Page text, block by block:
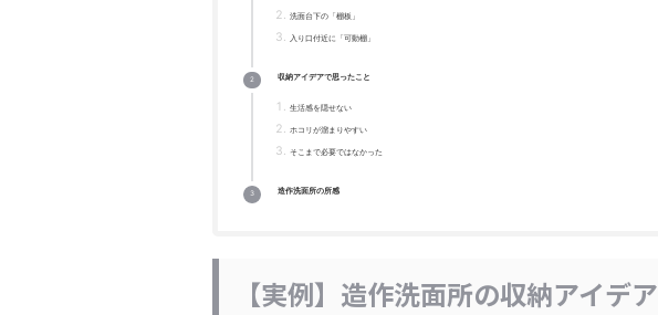
洗面台下の「棚板」
入り口付近に「可動棚」
収納アイデアで思ったこと
生活感を隠せない
ホコリが溜まりやすい
そこまで必要ではなかった
造作洗面所の所感
【実例】造作洗面所の収納アイデア